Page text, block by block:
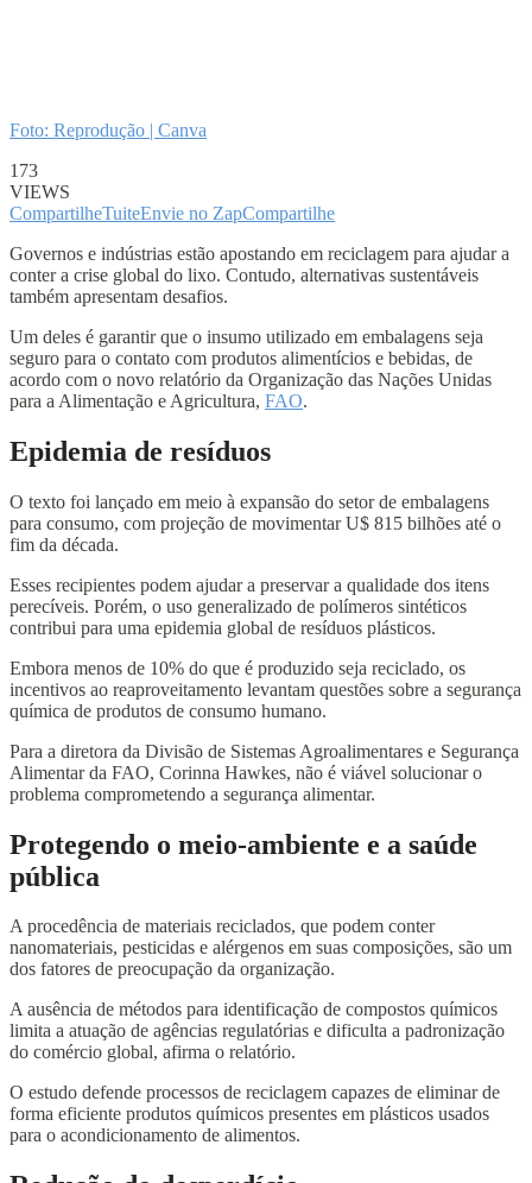
Foto: Reprodução | Canva
173
VIEWS
CompartilheTuiteEnvie no ZapCompartilhe
Governos e indústrias estão apostando em reciclagem para ajudar a
conter a crise global do lixo. Contudo, alternativas sustentáveis
também apresentam desafios.
Um deles é garantir que o insumo utilizado em embalagens seja
seguro para o contato com produtos alimentícios e bebidas, de
acordo com o novo relatório da Organização das Nações Unidas
para a Alimentação e Agricultura, FAO.
Epidemia de resíduos
O texto foi lançado em meio à expansão do setor de embalagens
para consumo, com projeção de movimentar U$ 815 bilhões até o
fim da década.
Esses recipientes podem ajudar a preservar a qualidade dos itens
perecíveis. Porém, o uso generalizado de polímeros sintéticos
contribui para uma epidemia global de resíduos plásticos.
Embora menos de 10% do que é produzido seja reciclado, os
incentivos ao reaproveitamento levantam questões sobre a segurança
química de produtos de consumo humano.
Para a diretora da Divisão de Sistemas Agroalimentares e Segurança
Alimentar da FAO, Corinna Hawkes, não é viável solucionar o
problema comprometendo a segurança alimentar.
Protegendo o meio-ambiente e a saúde
pública
A procedência de materiais reciclados, que podem conter
nanomateriais, pesticidas e alérgenos em suas composições, são um
dos fatores de preocupação da organização.
A ausência de métodos para identificação de compostos químicos
limita a atuação de agências regulatórias e dificulta a padronização
do comércio global, afirma o relatório.
O estudo defende processos de reciclagem capazes de eliminar de
forma eficiente produtos químicos presentes em plásticos usados
para o acondicionamento de alimentos.